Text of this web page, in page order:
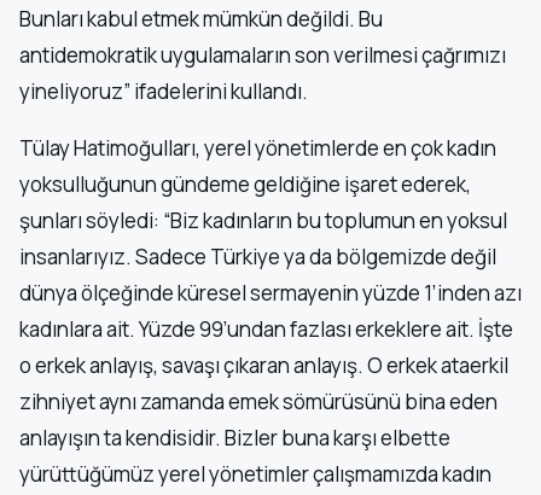
Bunları kabul etmek mümkün değildi. Bu
antidemokratik uygulamaların son verilmesi çağrımızı
yineliyoruz” ifadelerini kullandı.
Tülay Hatimoğulları, yerel yönetimlerde en çok kadın
yoksulluğunun gündeme geldiğine işaret ederek,
şunları söyledi: “Biz kadınların bu toplumun en yoksul
insanlarıyız. Sadece Türkiye ya da bölgemizde değil
dünya ölçeğinde küresel sermayenin yüzde 1’inden azı
kadınlara ait. Yüzde 99’undan fazlası erkeklere ait. İşte
o erkek anlayış, savaşı çıkaran anlayış. O erkek ataerkil
zihniyet aynı zamanda emek sömürüsünü bina eden
anlayışın ta kendisidir. Bizler buna karşı elbette
yürüttüğümüz yerel yönetimler çalışmamızda kadın